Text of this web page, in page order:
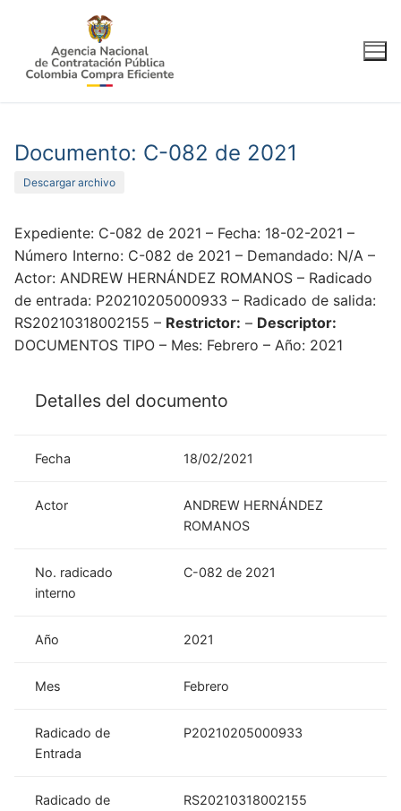
contenido
Documento: C-082 de 2021
Descargar archivo
Expediente: C-082 de 2021 – Fecha: 18-02-2021 –
Número Interno: C-082 de 2021 – Demandado: N/A –
Actor: ANDREW HERNÁNDEZ ROMANOS – Radicado
de entrada: P20210205000933 – Radicado de salida:
RS20210318002155 – Restrictor: – Descriptor:
DOCUMENTOS TIPO – Mes: Febrero – Año: 2021
Detalles del documento
Fecha 18/02/2021
Actor
ANDREW HERNÁNDEZ
ROMANOS
No. radicado
interno
C-082 de 2021
Año 2021
Mes Febrero
Radicado de
Entrada
P20210205000933
Radicado de
RS20210318002155